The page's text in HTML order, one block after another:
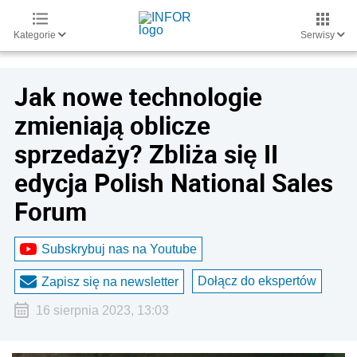
Kategorie Serwisy
Jak nowe technologie
zmieniają oblicze
sprzedaży? Zbliża się II
edycja Polish National Sales
Forum
Subskrybuj nas na Youtube
Zapisz się na newsletter Dołącz do ekspertów
16 sierpnia 2023, 13:03